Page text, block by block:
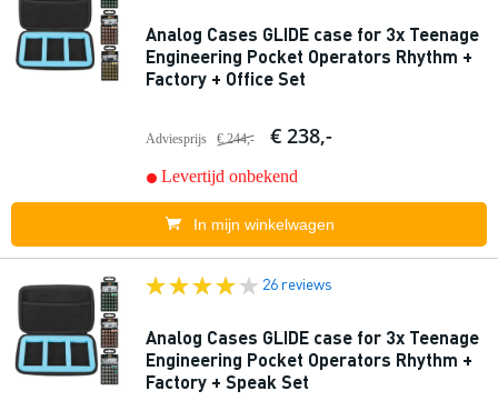
Analog Cases GLIDE case for 3x Teenage
Engineering Pocket Operators Rhythm +
Factory + Office Set
Adviesprijs € 244,- € 238,-
Levertijd onbekend
In mijn winkelwagen
26 reviews
Analog Cases GLIDE case for 3x Teenage
Engineering Pocket Operators Rhythm +
Factory + Speak Set